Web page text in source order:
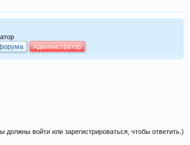
Администратор
должны войти или зарегистрироваться, чтобы ответить.)